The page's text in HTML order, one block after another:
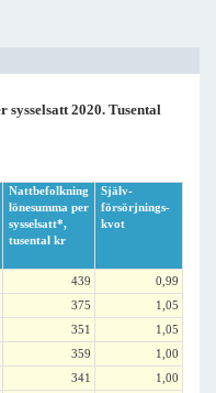
2020. Tusental
Nattbefolkning
lönesumma per
sysselsatt*,
tusental kr
Själv-
försörjnings-
kvot
439
0,99
375
1,05
351
1,05
359
1,00
341
1,00